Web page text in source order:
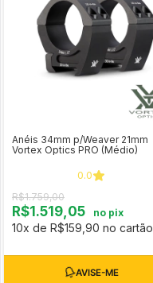
Anéis 34mm p/Weaver 21mm
Vortex Optics PRO (Médio)
0.0
R$1.759,00
R$1.519,05 no pix
10x de R$159,90 no cartão